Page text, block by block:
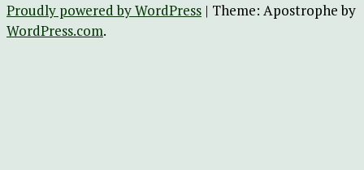
Proudly powered by WordPress | Theme: Apostrophe by
WordPress.com.